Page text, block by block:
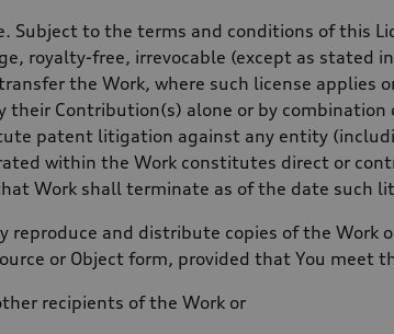
Subject to the terms and conditions of this
royalty-free, irrevocable (except as
the Work, where such license
their Contribution(s) alone or by
patent litigation against any entity
within the Work constitutes direct or
Work shall terminate as of the date such
reproduce and distribute copies of the
or Object form, provided that You meet
recipients of the Work or